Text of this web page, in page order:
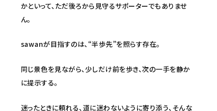
かといって、ただ後ろから見守るサポーターでもありませ
ん。
sawanが目指すのは、“半歩先”を照らす存在。
同じ景色を見ながら、少しだけ前を歩き、次の一手を静か
に提示する。
迷ったときに頼れる、道に迷わないように寄り添う、そんな